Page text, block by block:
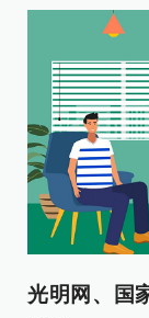
光明网、国